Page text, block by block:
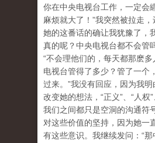
你在中央电视台工作，一定会
麻烦就大了！”我突然被拉走，
她的这番话的确让我犹豫了，
真的呢？中央电视台都不会管
“不会理他们的，每天都那麽
电视台管得了多少？管了一个
过来。”我没有回应，因为我
改变她的想法，“正义”、“人权
我们之间都只是空洞的沟通符
对这些价值的坚持，因为她一
有这些意识。我继续发问：“